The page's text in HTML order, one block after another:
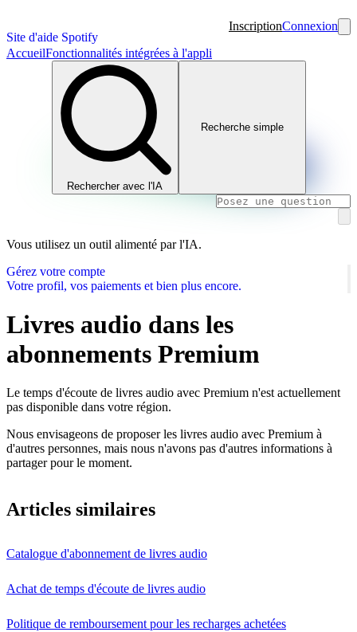
Site d'aide Spotify
InscriptionConnexion
AccueilFonctionnalités intégrées à l'appli
Rechercher avec l'IA
Recherche simple
Vous utilisez un outil alimenté par l'IA.
Gérez votre compte
Votre profil, vos paiements et bien plus encore.
Livres audio dans les
abonnements Premium
Le temps d'écoute de livres audio avec Premium n'est actuellement
pas disponible dans votre région.
Nous envisageons de proposer les livres audio avec Premium à
d'autres personnes, mais nous n'avons pas d'autres informations à
partager pour le moment.
Articles similaires
Catalogue d'abonnement de livres audio
Achat de temps d'écoute de livres audio
Politique de remboursement pour les recharges achetées